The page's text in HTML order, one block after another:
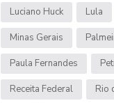
Luciano Huck Lula
Minas Gerais
Paula Fernandes
Receita Federal Rio